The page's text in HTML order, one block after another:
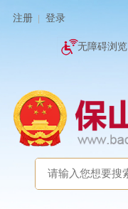
注册 登录
无障碍浏览